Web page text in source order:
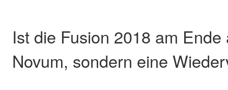
Ist die Fusion 2018 am
Novum, sondern eine